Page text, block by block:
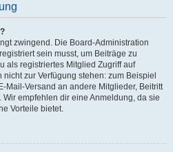
zwingend. Die Board-Administration
sein musst, um Beiträge zu
als registriertes Mitglied Zugriff auf
zur Verfügung stehen: zum Beispiel
Mail-Versand an andere Mitglieder, Beitritt
empfehlen dir eine Anmeldung, da sie
Vorteile bietet.